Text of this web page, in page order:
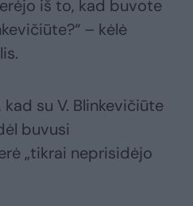
iš to, kad buvote
– kėlė
su V. Blinkevičiūte
buvusi
„tikrai neprisidėjo